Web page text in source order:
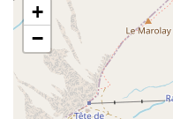
+
−